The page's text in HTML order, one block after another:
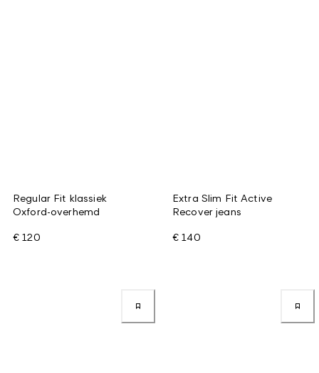
Regular Fit klassiek
Oxford-overhemd
€ 120
Extra Slim Fit Active
Recover jeans
€ 140